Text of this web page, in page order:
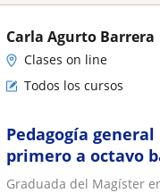
Carla Agurto Barrera
Clases on line
Todos los cursos
Pedagogía
primero a octavo
Graduada del Magíster